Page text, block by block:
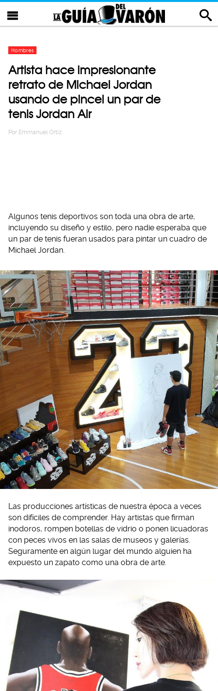
Hombres
Artista hace impresionante
retrato de Michael Jordan
usando de pincel un par de
tenis Jordan Air
Por Emmanuel Ortiz
Algunos tenis deportivos son toda una obra de arte,
incluyendo su diseño y estilo, pero nadie esperaba que
un par de tenis fueran usados para pintar un cuadro de
Michael Jordan.
Las producciones artísticas de nuestra época a veces
son difíciles de comprender. Hay artistas que firman
inodoros, rompen botellas de vidrio o ponen licuadoras
con peces vivos en las salas de museos y galerías.
Seguramente en algún lugar del mundo alguien ha
expuesto un zapato como una obra de arte.